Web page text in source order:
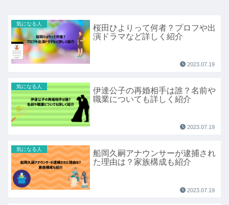
気になる人
桜田ひよりって何者？プロフや出
演ドラマなど詳しく紹介
2023.07.19
気になる人
伊達公子の再婚相手は誰？名前や
職業についても詳しく紹介
2023.07.19
気になる人
船岡久嗣アナウンサーが逮捕され
た理由は？家族構成も紹介
2023.07.19